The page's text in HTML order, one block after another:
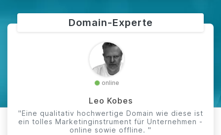
Domain-Experte
online
Leo Kobes
"Eine qualitativ hochwertige Domain wie diese ist
ein tolles Marketinginstrument für Unternehmen -
online sowie offline. "